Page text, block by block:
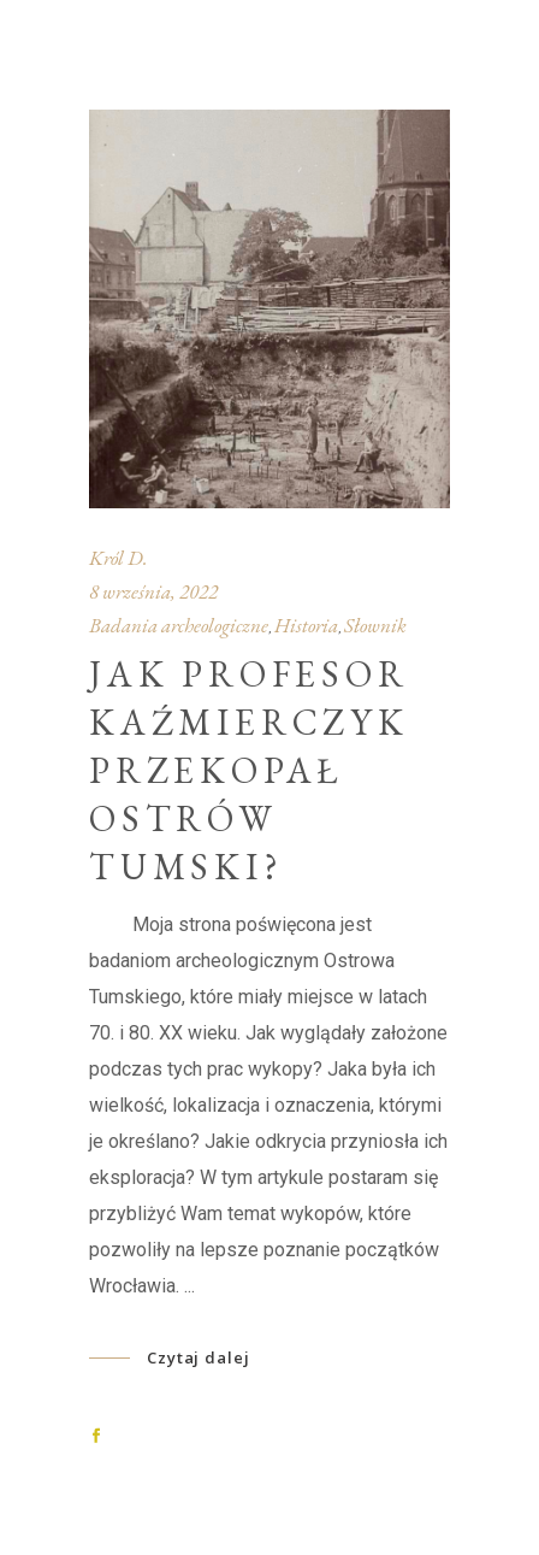
Król D.
8 września, 2022
Badania archeologiczne, Historia, Słownik
JAK PROFESOR
KAŹMIERCZYK
PRZEKOPAŁ
OSTRÓW
TUMSKI?
Moja strona poświęcona jest
badaniom archeologicznym Ostrowa
Tumskiego, które miały miejsce w latach
70. i 80. XX wieku. Jak wyglądały założone
podczas tych prac wykopy? Jaka była ich
wielkość, lokalizacja i oznaczenia, którymi
je określano? Jakie odkrycia przyniosła ich
eksploracja? W tym artykule postaram się
przybliżyć Wam temat wykopów, które
pozwoliły na lepsze poznanie początków
Wrocławia.
Czytaj dalej